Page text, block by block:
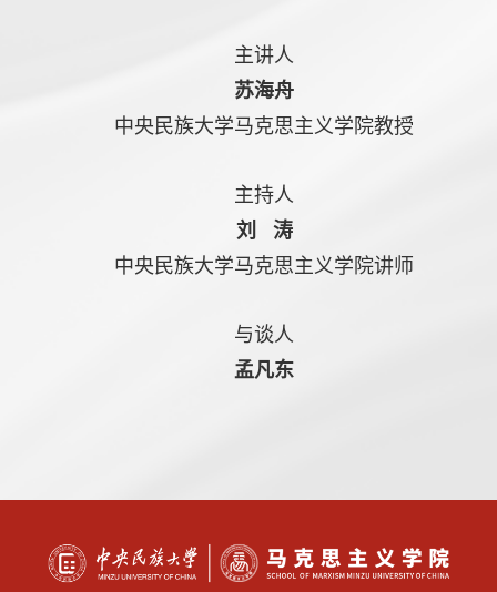
主讲人
苏海舟
中央民族大学马克思主义学院教授
主持人
刘 涛
中央民族大学马克思主义学院讲师
与谈人
孟凡东